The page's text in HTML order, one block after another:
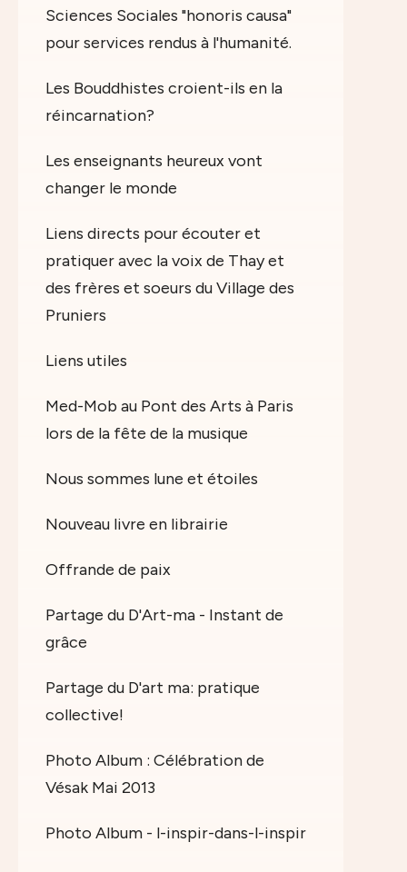
Sciences Sociales "honoris causa"
pour services rendus à l'humanité.
Les Bouddhistes croient-ils en la
réincarnation?
Les enseignants heureux vont
changer le monde
Liens directs pour écouter et
pratiquer avec la voix de Thay et
des frères et soeurs du Village des
Pruniers
Liens utiles
Med-Mob au Pont des Arts à Paris
lors de la fête de la musique
Nous sommes lune et étoiles
Nouveau livre en librairie
Offrande de paix
Partage du D'Art-ma - Instant de
grâce
Partage du D'art ma: pratique
collective!
Photo Album : Célébration de
Vésak Mai 2013
Photo Album - l-inspir-dans-l-inspir